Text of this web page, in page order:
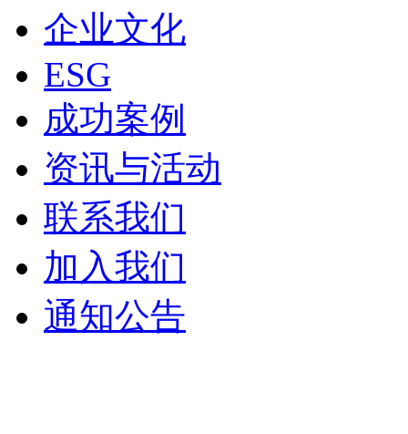
企业文化
ESG
成功案例
资讯与活动
联系我们
加入我们
通知公告